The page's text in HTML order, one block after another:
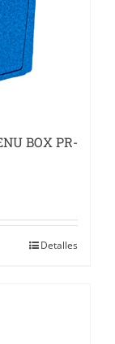
BOX PR-
Detalles